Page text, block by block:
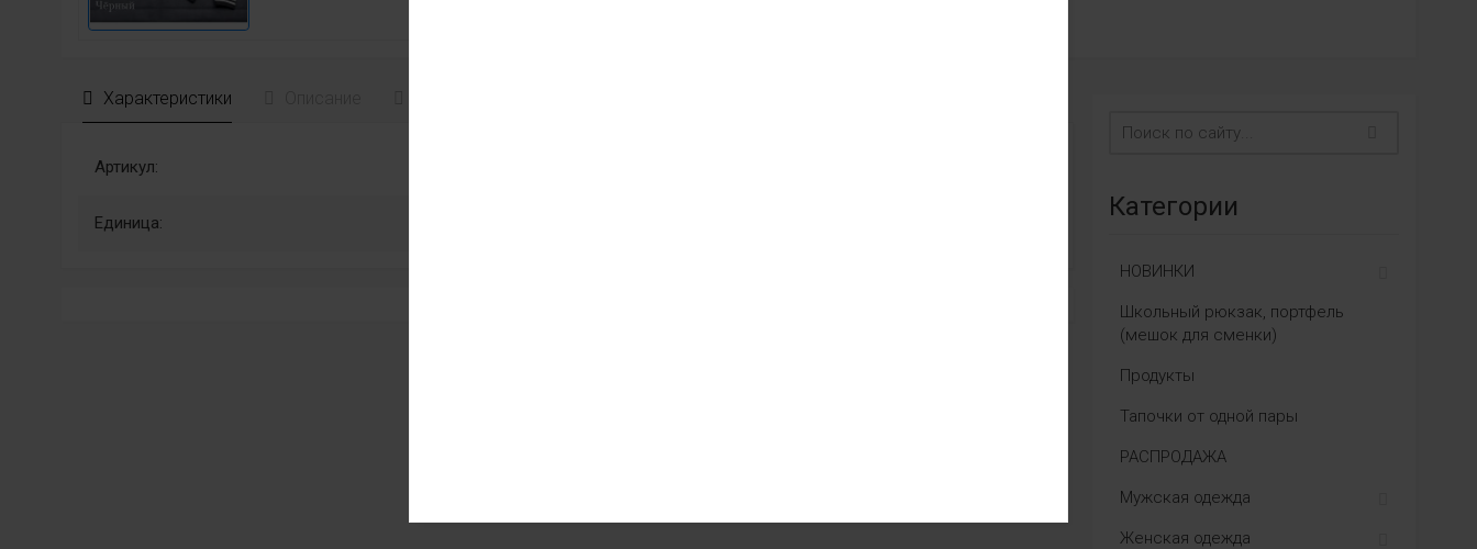
Характеристики
Артикул:
Единица:
Категории
НОВИНКИ
Школьный рюкзак, портфель
(мешок для сменки)
Продукты
Тапочки от одной пары
РАСПРОДАЖА
Мужская одежда
Женская одежда